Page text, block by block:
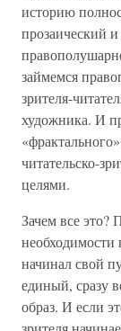
историю
прозаический
займемся
зрителя-
художника. И
читательско-
целями.
Зачем все
начинал свой
единый, сразу
образ. И если